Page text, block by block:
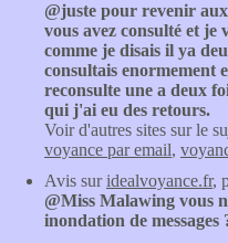
@juste pour revenir
vous avez consulté et
comme je disais il ya
consultais enormement
reconsulte une a deux
qui j'ai eu des retours.
Voir d'autres sites sur le
voyance par email,
Avis suridealvoyance.fr,
@Miss Malawing vous
inondation de messages